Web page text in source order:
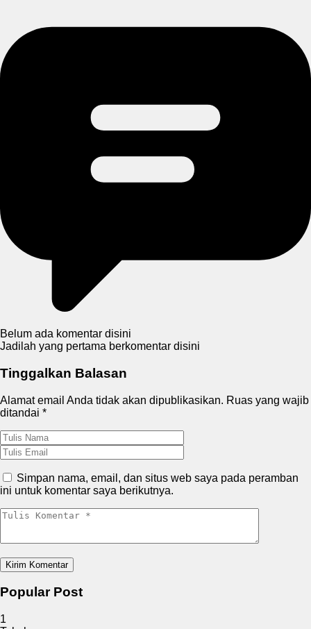
Belum ada komentar disini
Jadilah yang pertama berkomentar disini
Tinggalkan Balasan
Alamat email Anda tidak akan dipublikasikan. Ruas yang wajib
ditandai *
Simpan nama, email, dan situs web saya pada peramban
ini untuk komentar saya berikutnya.
Popular Post
1